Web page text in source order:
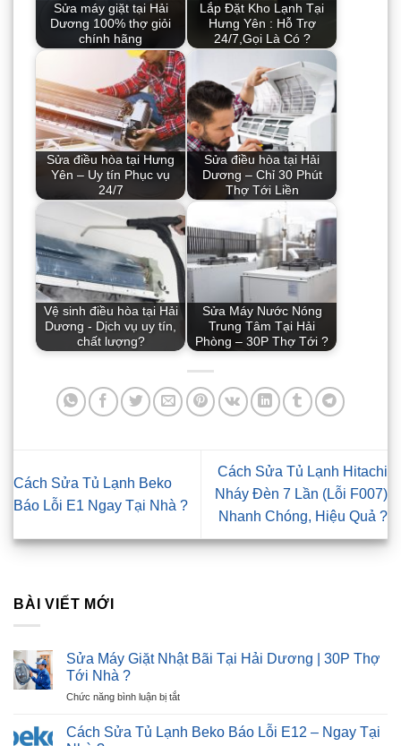
Sửa máy giặt tại Hải
Dương 100% thợ giỏi
chính hãng
Lắp Đặt Kho Lạnh Tại
Hưng Yên : Hỗ Trợ
24/7,Gọi Là Có ?
Sửa điều hòa tại Hưng
Yên – Uy tín Phục vụ
24/7
Sửa điều hòa tại Hải
Dương – Chỉ 30 Phút
Thợ Tới Liền
Vệ sinh điều hòa tại Hải
Dương - Dịch vụ uy tín,
chất lượng?
Sửa Máy Nước Nóng
Trung Tâm Tại Hải
Phòng – 30P Thợ Tới ?
Cách Sửa Tủ Lạnh Beko
Báo Lỗi E1 Ngay Tại Nhà ?
Cách Sửa Tủ Lạnh Hitachi
Nháy Đèn 7 Lần (Lỗi F007)
Nhanh Chóng, Hiệu Quả ?
BÀI VIẾT MỚI
Sửa Máy Giặt Nhật Bãi Tại Hải Dương | 30P Thợ
Tới Nhà ?
Chức năng bình luận bị tắtở
Máy
Cách Sửa Tủ Lạnh Beko Báo Lỗi E12 – Ngay Tại